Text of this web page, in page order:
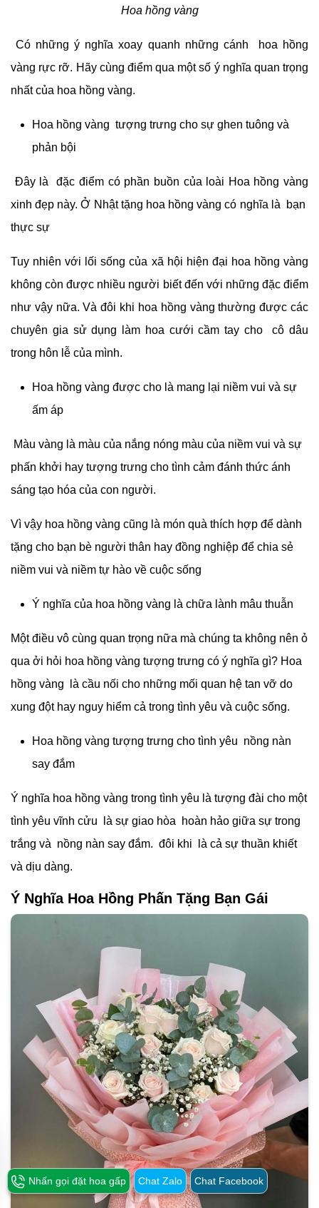
Hoa hồng vàng
Có những ý nghĩa xoay quanh những cánh hoa hồng
vàng rực rỡ. Hãy cùng điểm qua một số ý nghĩa quan trọng
nhất của hoa hồng vàng.
Hoa hồng vàng tượng trưng cho sự ghen tuông và
phản bội
Đây là đặc điểm có phần buồn của loài Hoa hồng vàng
xinh đẹp này. Ở Nhật tặng hoa hồng vàng có nghĩa là bạn
thực sự
Tuy nhiên với lối sống của xã hội hiện đại hoa hồng vàng
không còn được nhiều người biết đến với những đặc điểm
như vậy nữa. Và đôi khi hoa hồng vàng thường được các
chuyên gia sử dụng làm hoa cưới cầm tay cho cô dâu
trong hôn lễ của mình.
Hoa hồng vàng được cho là mang lại niềm vui và sự
ấm áp
Màu vàng là màu của nắng nóng màu của niềm vui và sự
phấn khởi hay tượng trưng cho tình cảm đánh thức ánh
sáng tạo hóa của con người.
Vì vậy hoa hồng vàng cũng là món quà thích hợp để dành
tặng cho bạn bè người thân hay đồng nghiệp để chia sẻ
niềm vui và niềm tự hào về cuộc sống
Ý nghĩa của hoa hồng vàng là chữa lành mâu thuẫn
Một điều vô cùng quan trọng nữa mà chúng ta không nên ỏ
qua ởi hỏi hoa hồng vàng tượng trưng có ý nghĩa gì? Hoa
hồng vàng là cầu nối cho những mối quan hệ tan vỡ do
xung đột hay nguy hiểm cả trong tình yêu và cuộc sống.
Hoa hồng vàng tượng trưng cho tình yêu nồng nàn
say đắm
Ý nghĩa hoa hồng vàng trong tình yêu là tượng đài cho một
tình yêu vĩnh cửu là sự giao hòa hoàn hảo giữa sự trong
trắng và nồng nàn say đắm. đôi khi là cả sự thuần khiết
và dịu dàng.
Ý Nghĩa Hoa Hồng Phấn Tặng Bạn Gái
Nhấn gọi đặt hoa gấp Chat Zalo Chat Facebook